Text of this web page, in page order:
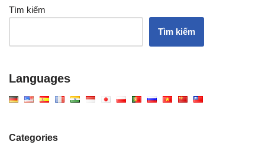
Tìm kiếm
Tìm kiếm
Languages
Categories